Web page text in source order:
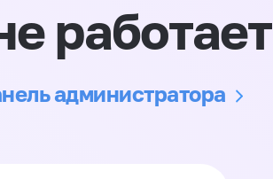
работает
администратора